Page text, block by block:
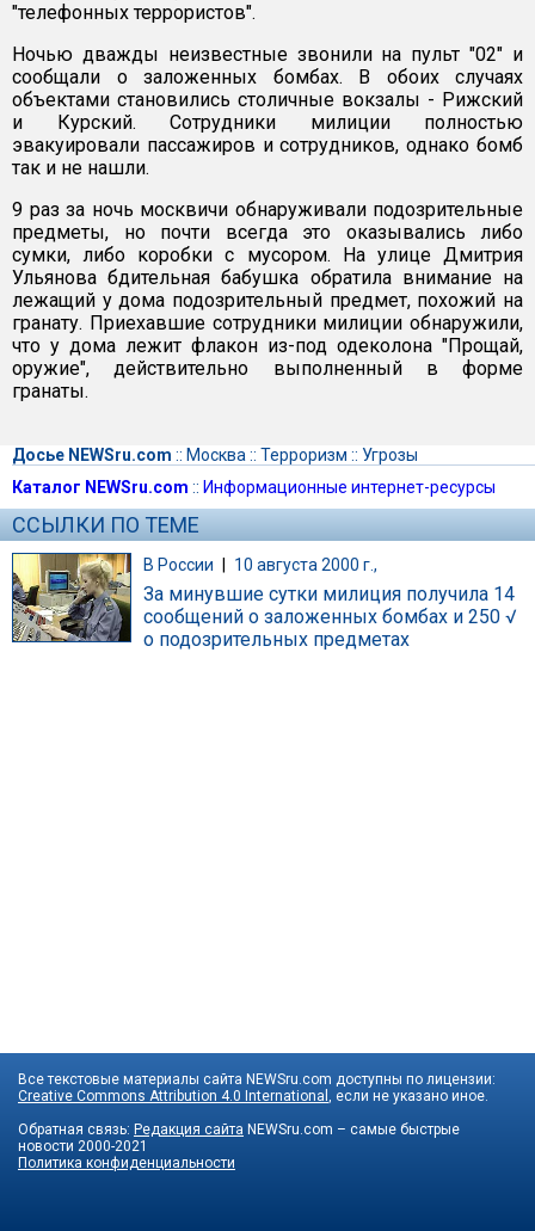
"телефонных террористов".
Ночью дважды неизвестные звонили на пульт "02" и
сообщали о заложенных бомбах. В обоих случаях
объектами становились столичные вокзалы - Рижский
и Курский. Сотрудники милиции полностью
эвакуировали пассажиров и сотрудников, однако бомб
так и не нашли.
9 раз за ночь москвичи обнаруживали подозрительные
предметы, но почти всегда это оказывались либо
сумки, либо коробки с мусором. На улице Дмитрия
Ульянова бдительная бабушка обратила внимание на
лежащий у дома подозрительный предмет, похожий на
гранату. Приехавшие сотрудники милиции обнаружили,
что у дома лежит флакон из-под одеколона "Прощай,
оружие", действительно выполненный в форме
гранаты.
Досье NEWSru.com :: Москва :: Терроризм :: Угрозы
Каталог NEWSru.com :: Информационные интернет-ресурсы
ССЫЛКИ ПО ТЕМЕ
В России | 10 августа 2000 г.,
За минувшие сутки милиция получила 14
сообщений о заложенных бомбах и 250 √
о подозрительных предметах
Все текстовые материалы сайта NEWSru.com доступны по лицензии:
Creative Commons Attribution 4.0 International
, если не указано иное.
Обратная связь: Редакция сайта NEWSru.com – самые быстрые
новости 2000-2021
Политика конфиденциальности